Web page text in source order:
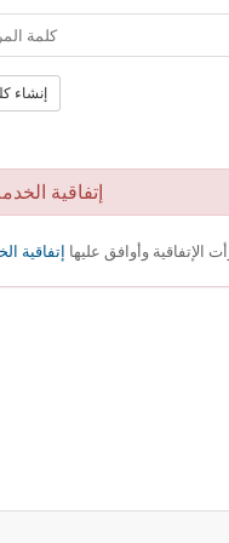
إنشاء
إتفاقية
الإتفاقية وأوافق عليها إتفاقية